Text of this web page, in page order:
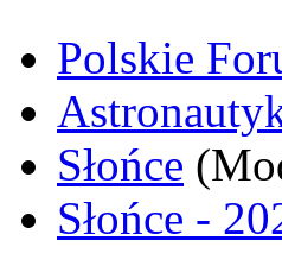
Polskie
Słońce
Słońce -